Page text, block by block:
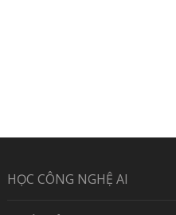
HỌC CÔNG NGHỆ AI